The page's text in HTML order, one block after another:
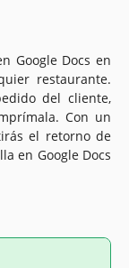
Google Docs en
restaurante.
del cliente,
Con un
el retorno de
en Google Docs